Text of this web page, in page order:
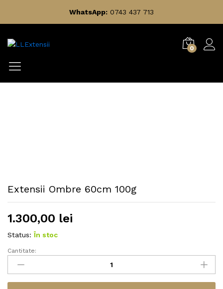
WhatsApp: 0743 437 713
0
Extensii Ombre 60cm 100g
1.300,00 lei
Status: În stoc
Cantitate: